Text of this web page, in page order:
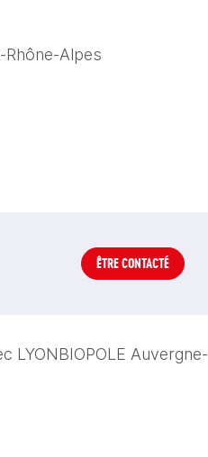
Alpes
ÊTRE CONTACTÉ
LYONBIOPOLE Auvergne-